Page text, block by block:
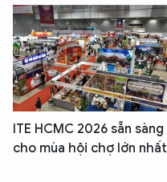
ITE HCMC 2026 sẵn sàng
cho mùa hội chợ lớn nhất